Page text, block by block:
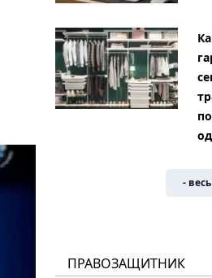
-
ПРАВОЗАЩИТНИК